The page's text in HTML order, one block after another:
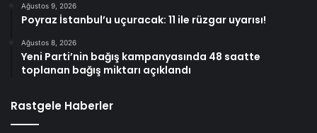
Ağustos 9, 2026
Poyraz İstanbul’u uçuracak: 11 ile rüzgar uyarısı!
Ağustos 8, 2026
Yeni Parti’nin bağış kampanyasında 48 saatte
toplanan bağış miktarı açıklandı
Rastgele Haberler